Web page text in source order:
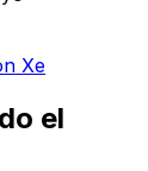
Xe
el